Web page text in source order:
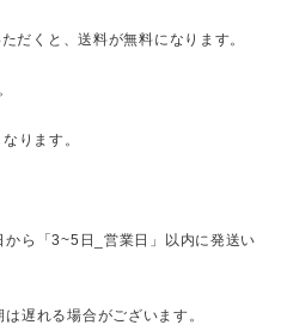
だくと、送料が無料になります。
ります。
ら「3~5日_営業日」以内に発送い
遅れる場合がございます。